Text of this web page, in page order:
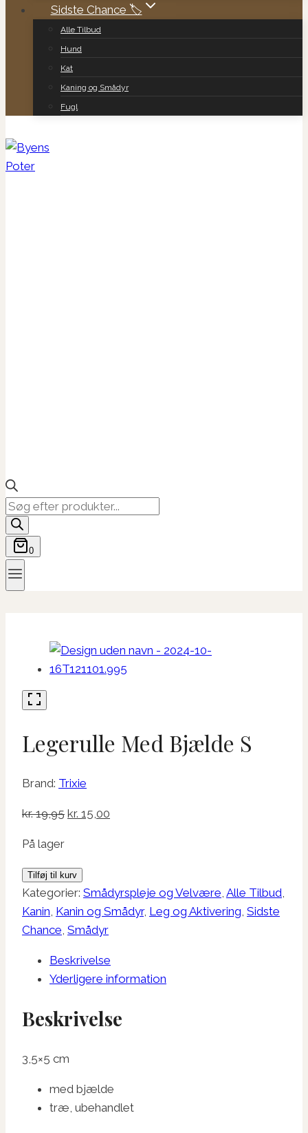
Sidste Chance 🏷️
Alle Tilbud
Hund
Kat
Kaning og Smådyr
Fugl
Products
search
0
Legerulle Med Bjælde S
Brand: Trixie
kr.19,95 Den
var:
kr. 19,95.
kr. 15,00
kr. 15,00.
På lager
Legerulle
Med
Bjælde
S
Tilføj til kurv
Kategorier: Smådyrspleje og Velvære, Alle Tilbud,
Kanin, Kanin og Smådyr, Leg og Aktivering, Sidste
Chance, Smådyr
Beskrivelse
Yderligere information
Beskrivelse
3,5×5 cm
med bjælde
træ, ubehandlet